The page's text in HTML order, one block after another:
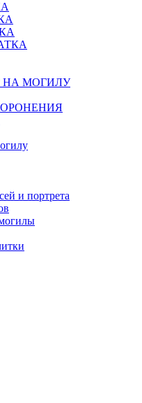
НА МОГИЛУ
и портрета